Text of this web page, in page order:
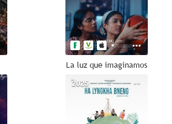
La luz que imaginamos
--
2025